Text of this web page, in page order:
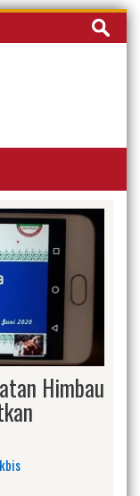
Cari
untuk:
Himbau